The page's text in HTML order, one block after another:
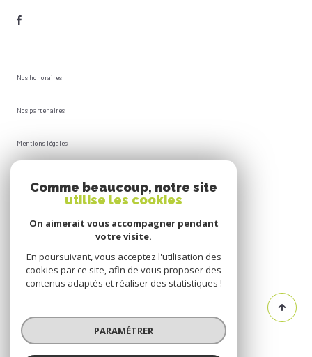
Nos honoraires
Nos partenaires
Mentions légales
Cookies
© 2026 | Tous droits réservés
Comme beaucoup, notre site
utilise les cookies
On aimerait vous accompagner pendant
votre visite.
En poursuivant, vous acceptez l'utilisation des
cookies par ce site, afin de vous proposer des
contenus adaptés et réaliser des statistiques !
PARAMÉTRER